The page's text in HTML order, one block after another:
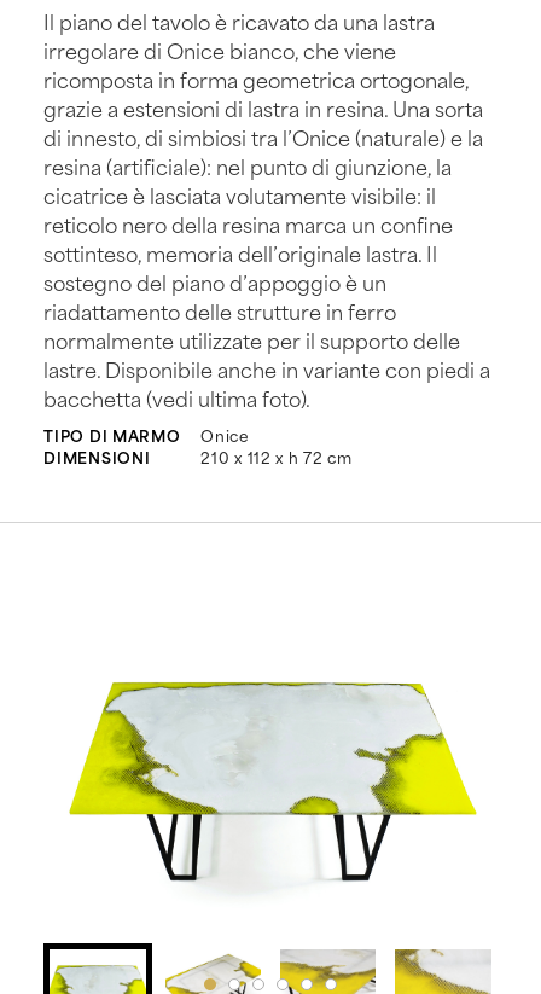
Il piano del tavolo è ricavato da una lastra
irregolare di Onice bianco, che viene
ricomposta in forma geometrica ortogonale,
grazie a estensioni di lastra in resina. Una sorta
di innesto, di simbiosi tra l’Onice (naturale) e la
resina (artificiale): nel punto di giunzione, la
cicatrice è lasciata volutamente visibile: il
reticolo nero della resina marca un confine
sottinteso, memoria dell’originale lastra. Il
sostegno del piano d’appoggio è un
riadattamento delle strutture in ferro
normalmente utilizzate per il supporto delle
lastre. Disponibile anche in variante con piedi a
bacchetta (vedi ultima foto).
TIPO DI MARMO
Onice
DIMENSIONI
210 x 112 x h 72 cm